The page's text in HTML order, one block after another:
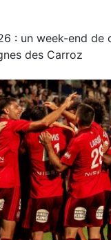
: un week-end de
des Carroz